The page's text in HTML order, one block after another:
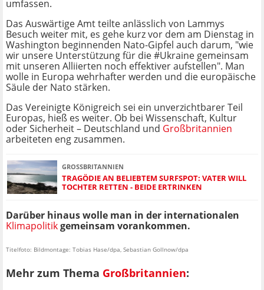
umfassen.
Das Auswärtige Amt teilte anlässlich von Lammys
Besuch weiter mit, es gehe kurz vor dem am Dienstag in
Washington beginnenden Nato-Gipfel auch darum, "wie
wir unsere Unterstützung für die #Ukraine gemeinsam
mit unseren Alliierten noch effektiver aufstellen". Man
wolle in Europa wehrhafter werden und die europäische
Säule der Nato stärken.
Das Vereinigte Königreich sei ein unverzichtbarer Teil
Europas, hieß es weiter. Ob bei Wissenschaft, Kultur
oder Sicherheit – Deutschland und Großbritannien
arbeiteten eng zusammen.
GROSSBRITANNIEN
TRAGÖDIE AN BELIEBTEM SURFSPOT: VATER WILL
TOCHTER RETTEN - BEIDE ERTRINKEN
Darüber hinaus wolle man in der internationalen
Klimapolitikgemeinsam vorankommen.
Titelfoto: Bildmontage: Tobias Hase/dpa, Sebastian Gollnow/dpa
Mehr zum Thema Großbritannien: